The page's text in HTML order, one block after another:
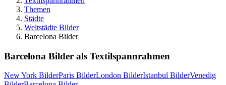
Themen
Städte
Weltstädte Bilder
Barcelona Bilder
Barcelona Bilder als Textilspannrahmen
New York BilderParis BilderLondon BilderIstanbul BilderVenedig